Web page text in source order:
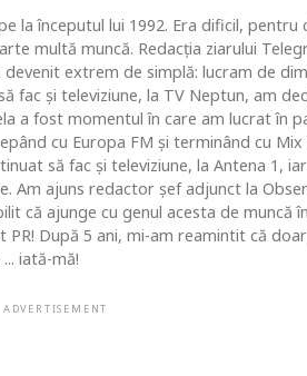
la începutul lui 1992. Era dificil, pentru
multă muncă. Redacţia ziarului
extrem de simplă: lucram de
fac şi televiziune, la TV Neptun, am
a fost momentul în care am lucrat în
cu Europa FM şi terminând cu Mix
să fac şi televiziune, la Antena 1,
Am ajuns redactor şef adjunct la
că ajunge cu genul acesta de muncă
PR! După 5 ani, mi-am reamintit că
iată-mă!
ADVERTISEMENT